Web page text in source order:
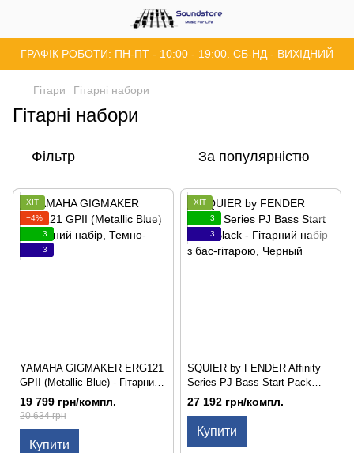
ГРАФІК РОБОТИ: ПН-ПТ - 10:00 - 19:00. СБ-НД - ВИХІДНИЙ
Гітари Гітарні набори
Гітарні набори
Фільтр За популярністю
ХІТ
−4%
3
3
YAMAHA GIGMAKER ERG121
GPII (Metallic Blue) - Гітарний
набір
19 799 грн/компл.
20 634 грн
Купити
ХІТ
3
3
SQUIER by FENDER Affinity
Series PJ Bass Start Pack
Black - Гітарний набір з бас-
27 192 грн/компл.
Купити